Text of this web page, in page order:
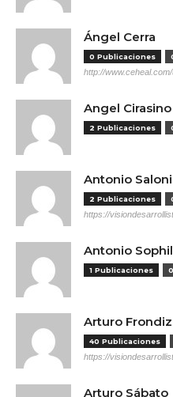
Ángel Cerra
0 Publicaciones
http://
Angel Cirasino
2 Publicaciones
Antonio
2 Publicaciones
https://
Antonio
1 Publicaciones
Arturo
40 Publicaciones
https://
Arturo Sábato